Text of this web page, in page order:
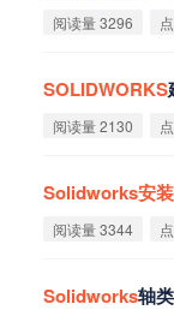
阅读量 3296
SOLIDWORKS
阅读量 2130
Solidworks安装
阅读量 3344
Solidworks轴